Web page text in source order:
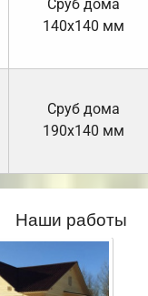
Cруб дома
140х140 мм
Cруб дома
190х140 мм
Наши работы